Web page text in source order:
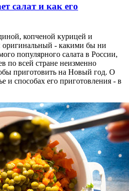
салат и как его
копченой курицей и
оригинальный - какими бы ни
популярного салата в России,
по всей стране неизменно
приготовить на Новый год. О
и способах его приготовления - в